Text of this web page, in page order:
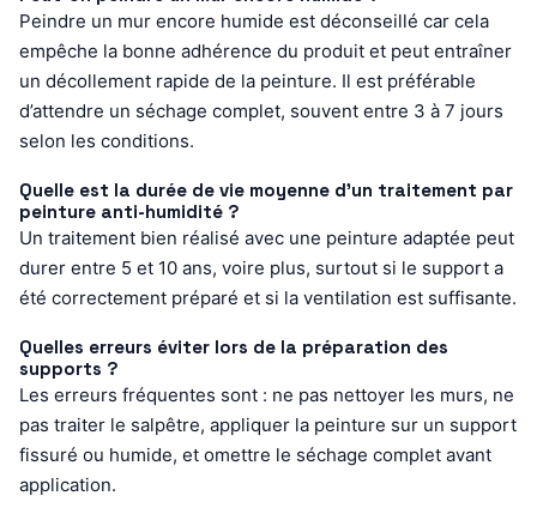
Peindre un mur encore humide est déconseillé car cela
empêche la bonne adhérence du produit et peut entraîner
un décollement rapide de la peinture. Il est préférable
d’attendre un séchage complet, souvent entre 3 à 7 jours
selon les conditions.
Quelle est la durée de vie moyenne d’un traitement par
peinture anti-humidité ?
Un traitement bien réalisé avec une peinture adaptée peut
durer entre 5 et 10 ans, voire plus, surtout si le support a
été correctement préparé et si la ventilation est suffisante.
Quelles erreurs éviter lors de la préparation des
supports ?
Les erreurs fréquentes sont : ne pas nettoyer les murs, ne
pas traiter le salpêtre, appliquer la peinture sur un support
fissuré ou humide, et omettre le séchage complet avant
application.